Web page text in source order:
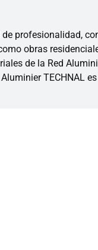
profesionalidad,
obras
de la Red
TECHNAL